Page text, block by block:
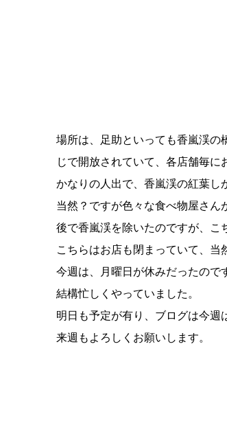
場所は、足助といっても香嵐渓
じで開放されていて、各店舗毎に
かなりの人出で、香嵐渓の紅葉し
当然？ですが色々な食べ物屋さん
後で香嵐渓を除いたのですが、こ
こちらはお店も閉まっていて、当
今週は、月曜日が休みだったので
結構忙しくやっていました。
明日も予定が有り、ブログは今週
来週もよろしくお願いします。